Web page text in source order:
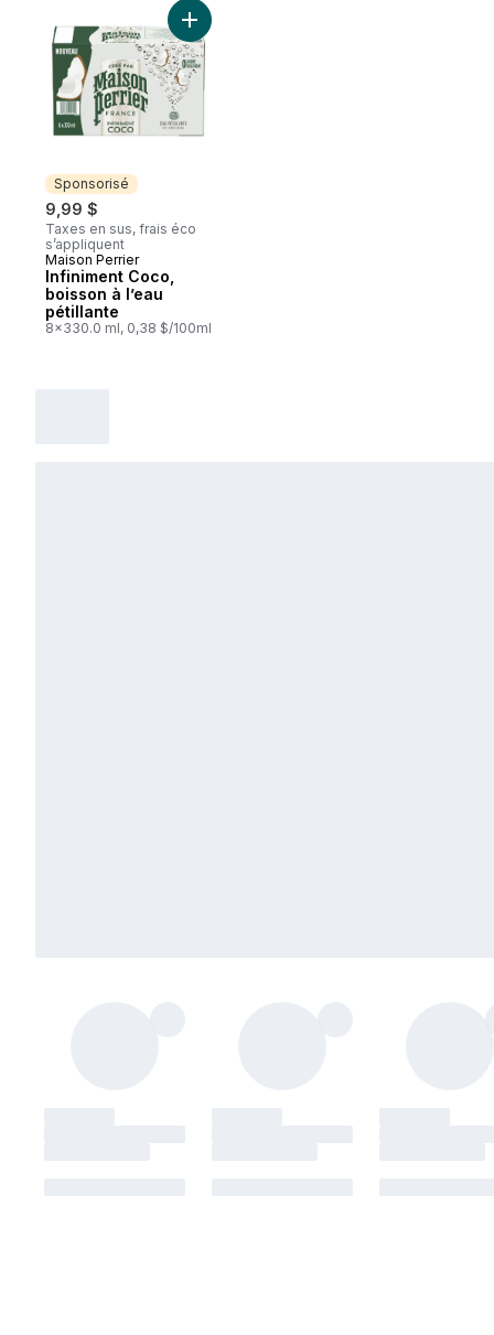
Sponsorisé
9,99 $
Taxes en sus, frais éco
s’appliquent
Sponsorisé
Maison Perrier
Infiniment Coco,
boisson à l’eau
pétillante
8x330.0 ml, 0,38 $/100ml
Ajouter Infiniment Coco, boisson à l’eau